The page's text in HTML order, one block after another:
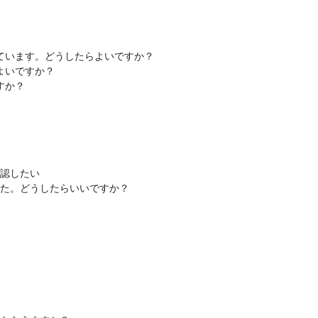
ます。どうしたらよいですか？
いですか？
か？
したい
。どうしたらいいですか？